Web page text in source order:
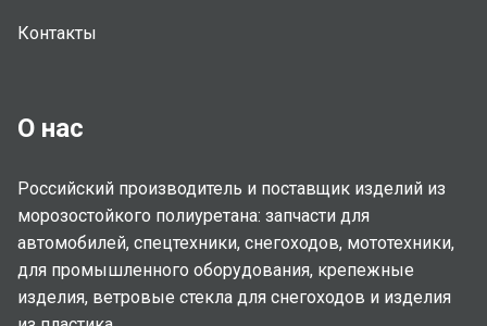
Контакты
О нас
Российский производитель и поставщик изделий из
морозостойкого полиуретана: запчасти для
автомобилей, спецтехники, снегоходов, мототехники,
для промышленного оборудования, крепежные
изделия, ветровые стекла для снегоходов и изделия